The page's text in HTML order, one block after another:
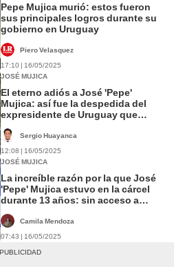
Pepe Mujica murió: estos fueron
sus principales logros durante su
gobierno en Uruguay
Piero Velasquez
17:10 | 16/05/2025
JOSÉ MUJICA
El eterno adiós a José 'Pepe'
Mujica: así fue la despedida del
expresidente de Uruguay que
Sergio Huayanca
12:08 | 16/05/2025
JOSÉ MUJICA
La increíble razón por la que José
'Pepe' Mujica estuvo en la cárcel
durante 13 años: sin acceso a
humanoCamila Mendoza
07:43 | 16/05/2025